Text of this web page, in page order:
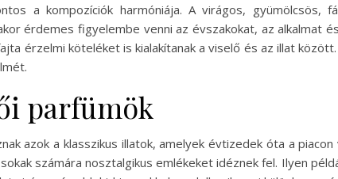
a kompozíciók harmóniája. A virágos, gyümölcsös,
érdemes figyelembe venni az évszakokat, az alkalmat
érzelmi köteléket is kialakítanak a viselő és az illat
parfümök
azok a klasszikus illatok, amelyek évtizedek óta a
számára nosztalgikus emlékeket idéznek fel. Ilyen